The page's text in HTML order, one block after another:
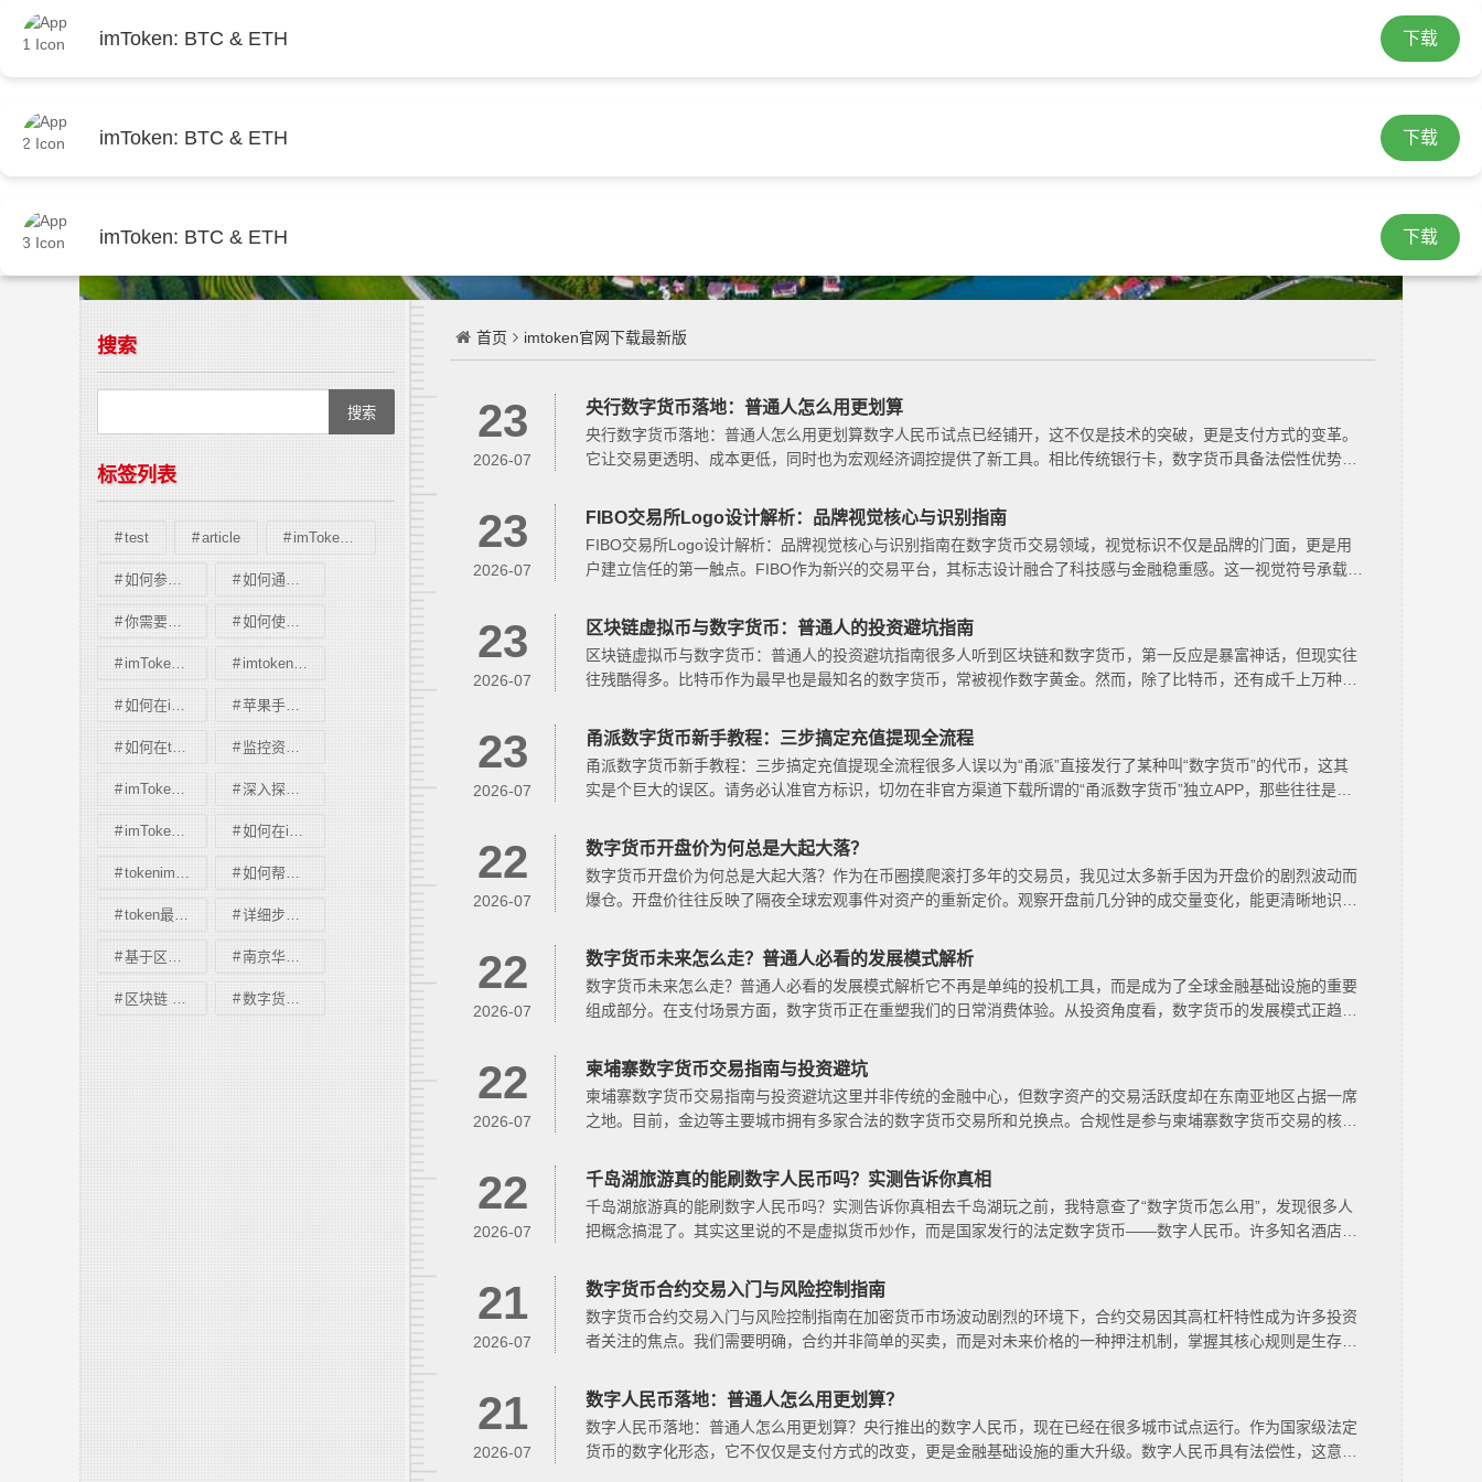
imToken: BTC & ETH 下载
imToken: BTC & ETH 下载
imToken: BTC & ETH 下载
注册
搜索
标签列表
test article imToken 钱包大额资产安全｜硬件钱包必备
如何参与im钱包App的开发与反馈活动？ 如何通过imToken 2.0钱包安卓版提升资金的可用性？
你需要知道的imToken钱包官网下载特点 如何使用im钱包App进行资产监控与分析？
imToken国外版的用户行为与市场理解 imtoken下载中心手机版常见疑惑
如何在imToken国外版中建立可持续的投资策略？ 苹果手机imToken最新苹果下载实用教程
如何在token钱包网址中使用报告功能追踪投资收益 监控资产的成长与增值。
imToken通用版的社交媒体影响与推广 深入探讨imToken新地址的创新功能与设计？
imToken 钱包官网 APP 下载｜新手轻量安装 如何在imToken安卓版app下载上进行灵活调节？
tokenim正版app下载中的资产质押与借贷功能 如何帮助您实现财富的灵活运用与增值？
token最新版本下载指南 详细步骤教您如何在多平台上顺利安装并使用。
基于区块链的系统 南京华信中科区块链
区块链 区块内容 数字货币交易量贡献
首页 imtoken官网下载最新版
23
2026-07
央行数字货币落地：普通人怎么用更划算
央行数字货币落地：普通人怎么用更划算数字人民币试点已经铺开，这不仅是技术的突破，更是支付方式的变革。
它让交易更透明、成本更低，同时也为宏观经济调控提供了新工具。相比传统银行卡，数字货币具备法偿性优势。
23
2026-07
FIBO交易所Logo设计解析：品牌视觉核心与识别指南
FIBO交易所Logo设计解析：品牌视觉核心与识别指南在数字货币交易领域，视觉标识不仅是品牌的门面，更是用
户建立信任的第一触点。FIBO作为新兴的交易平台，其标志设计融合了科技感与金融稳重感。这一视觉符号承载着
23
2026-07
区块链虚拟币与数字货币：普通人的投资避坑指南
区块链虚拟币与数字货币：普通人的投资避坑指南很多人听到区块链和数字货币，第一反应是暴富神话，但现实往
往残酷得多。比特币作为最早也是最知名的数字货币，常被视作数字黄金。然而，除了比特币，还有成千上万种山
23
2026-07
甬派数字货币新手教程：三步搞定充值提现全流程
甬派数字货币新手教程：三步搞定充值提现全流程很多人误以为“甬派”直接发行了某种叫“数字货币”的代币，这其
实是个巨大的误区。请务必认准官方标识，切勿在非官方渠道下载所谓的“甬派数字货币”独立APP，那些往往是仿
22
2026-07
数字货币开盘价为何总是大起大落？
数字货币开盘价为何总是大起大落？作为在币圈摸爬滚打多年的交易员，我见过太多新手因为开盘价的剧烈波动而
爆仓。开盘价往往反映了隔夜全球宏观事件对资产的重新定价。观察开盘前几分钟的成交量变化，能更清晰地识别
22
2026-07
数字货币未来怎么走？普通人必看的发展模式解析
数字货币未来怎么走？普通人必看的发展模式解析它不再是单纯的投机工具，而是成为了全球金融基础设施的重要
组成部分。在支付场景方面，数字货币正在重塑我们的日常消费体验。从投资角度看，数字货币的发展模式正趋向
22
2026-07
柬埔寨数字货币交易指南与投资避坑
柬埔寨数字货币交易指南与投资避坑这里并非传统的金融中心，但数字资产的交易活跃度却在东南亚地区占据一席
之地。目前，金边等主要城市拥有多家合法的数字货币交易所和兑换点。合规性是参与柬埔寨数字货币交易的核心
22
2026-07
千岛湖旅游真的能刷数字人民币吗？实测告诉你真相
千岛湖旅游真的能刷数字人民币吗？实测告诉你真相去千岛湖玩之前，我特意查了“数字货币怎么用”，发现很多人
把概念搞混了。其实这里说的不是虚拟货币炒作，而是国家发行的法定数字货币——数字人民币。许多知名酒店和
21
2026-07
数字货币合约交易入门与风险控制指南
数字货币合约交易入门与风险控制指南在加密货币市场波动剧烈的环境下，合约交易因其高杠杆特性成为许多投资
者关注的焦点。我们需要明确，合约并非简单的买卖，而是对未来价格的一种押注机制，掌握其核心规则是生存的
21
2026-07
数字人民币落地：普通人怎么用更划算？
数字人民币落地：普通人怎么用更划算？央行推出的数字人民币，现在已经在很多城市试点运行。作为国家级法定
货币的数字化形态，它不仅仅是支付方式的改变，更是金融基础设施的重大升级。数字人民币具有法偿性，这意味